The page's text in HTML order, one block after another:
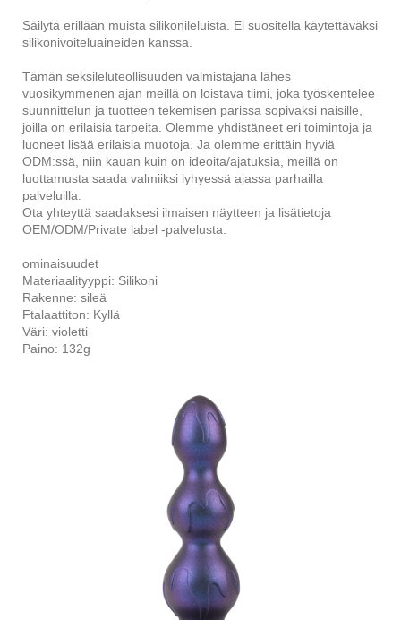
Säilytä erillään muista silikonileluista. Ei suositella käytettäväksi
silikonivoiteluaineiden kanssa.
Tämän seksileluteollisuuden valmistajana lähes
vuosikymmenen ajan meillä on loistava tiimi, joka työskentelee
suunnittelun ja tuotteen tekemisen parissa sopivaksi naisille,
joilla on erilaisia ​​tarpeita. Olemme yhdistäneet eri toimintoja ja
luoneet lisää erilaisia ​​muotoja. Ja olemme erittäin hyviä
ODM:ssä, niin kauan kuin on ideoita/ajatuksia, meillä on
luottamusta saada valmiiksi lyhyessä ajassa parhailla
palveluilla.
Ota yhteyttä saadaksesi ilmaisen näytteen ja lisätietoja
OEM/ODM/Private label -palvelusta.
ominaisuudet
Materiaalityyppi: Silikoni
Rakenne: sileä
Ftalaattiton: Kyllä
Väri: violetti
Paino: 132g